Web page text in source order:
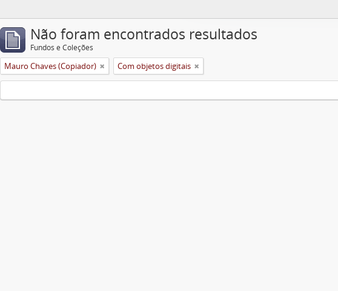
Não foram encontrados resultados
Fundos e Coleções
Mauro Chaves (Copiador) Com objetos digitais